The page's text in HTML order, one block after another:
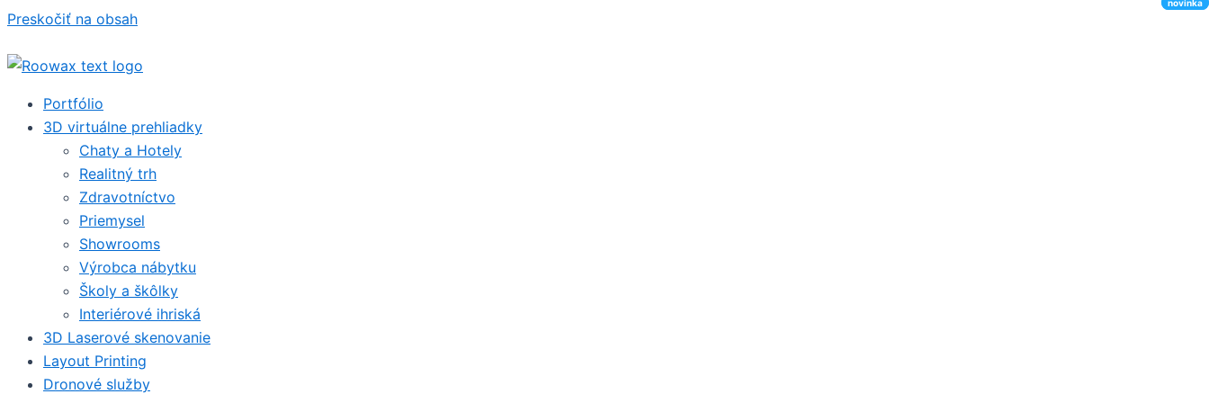
Preskočiť na obsah
Portfólio
3D virtuálne prehliadky
Chaty a Hotely
Realitný trh
Zdravotníctvo
Priemysel
Showrooms
Výrobca nábytku
Školy a škôlky
Interiérové ihriská
3D Laserové skenovanie
Layout Printing
Dronové služby